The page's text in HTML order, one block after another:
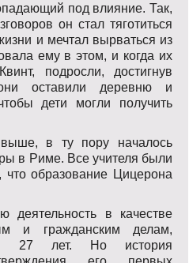
под влияние. Так,
он стал тяготиться
и мечтал вырваться из
ему в этом, и когда их
подросли, достигнув
оставили деревню и
дети могли получить
в ту пору началось
в Риме. Все учителя были
что образование Цицерона
деятельность в качестве
и гражданским делам,
27 лет. Но история